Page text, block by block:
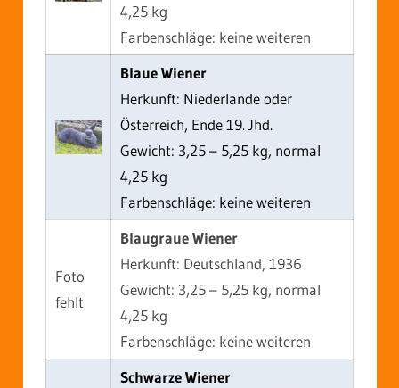
4,25 kg
Farbenschläge: keine weiteren
Blaue Wiener
Herkunft: Niederlande oder
Österreich, Ende 19. Jhd.
Gewicht: 3,25 – 5,25 kg, normal
4,25 kg
Farbenschläge: keine weiteren
Foto
fehlt
Blaugraue Wiener
Herkunft: Deutschland, 1936
Gewicht: 3,25 – 5,25 kg, normal
4,25 kg
Farbenschläge: keine weiteren
Schwarze Wiener